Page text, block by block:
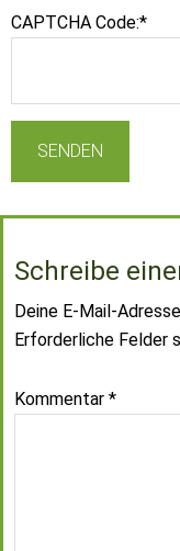
CAPTCHA Code:*
Schreibe
Deine E-Mail-
Erforderliche Felder
Kommentar *